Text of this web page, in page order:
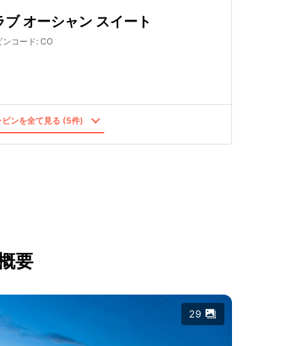
ブ オーシャン スイート
ンコード: CO
ビンを全て見る (5件)
要
29